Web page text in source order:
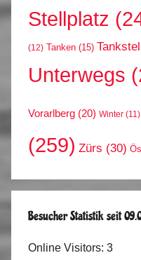
Stellplatz
(12) Tanken (15)
Unterwegs
Vorarlberg (20) Winter (11)
(259) Zürs (30)
Besucher Statistik seit
Online Visitors: 3